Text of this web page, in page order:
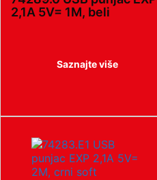
2,1A 5V= 1M, beli
Saznajte više